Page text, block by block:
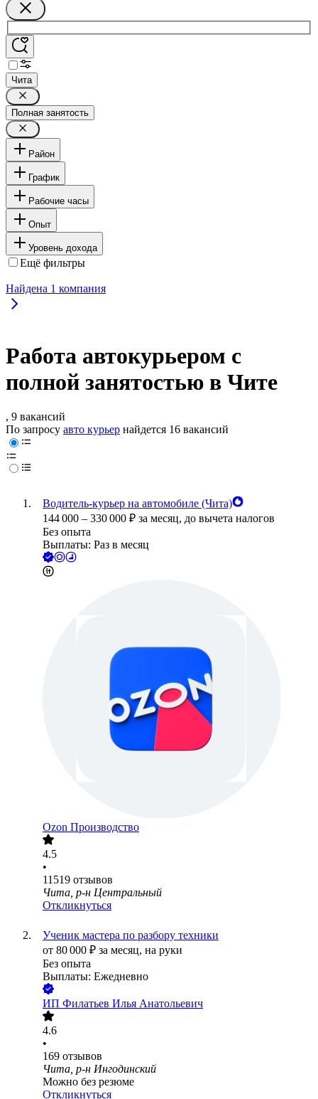
Чита
Полная занятость
Район
График
Рабочие часы
Опыт
Уровень дохода
Ещё фильтры
Найдена 1 компания
Работа автокурьером с
полной занятостью в Чите
, 9 вакансий
По запросу авто курьер найдется 16 вакансий
Водитель-курьер на автомобиле (Чита)
144 000 – 330 000 ₽ за месяц, до вычета налогов
Без опыта
Выплаты: Раз в месяц
Ozon Производство
4.5
•
11519 отзывов
Чита, р-н Центральный
Откликнуться
Ученик мастера по разбору техники
от 80 000 ₽ за месяц, на руки
Без опыта
Выплаты: Ежедневно
ИП Филатьев Илья Анатольевич
4.6
•
169 отзывов
Чита, р-н Ингодинский
Можно без резюме
Откликнуться